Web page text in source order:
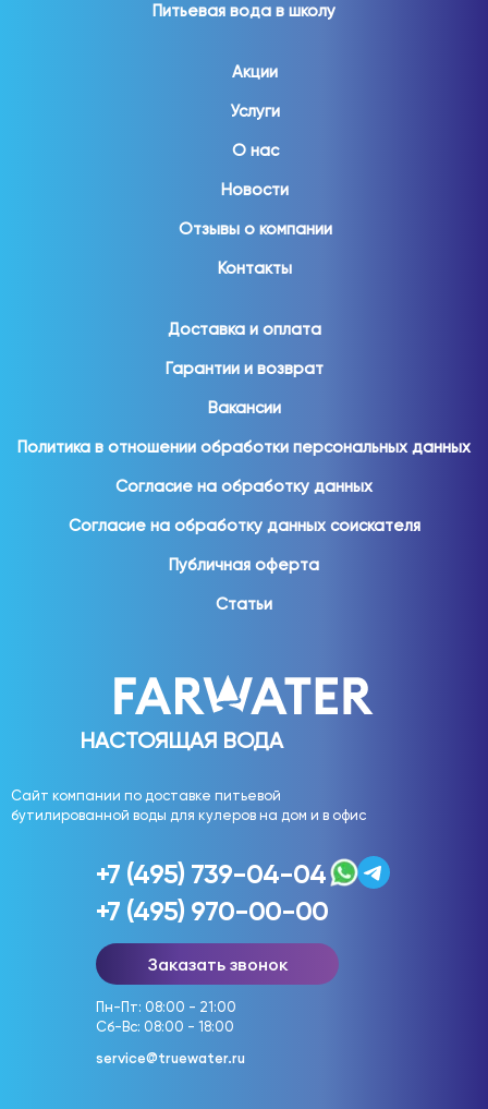
НАСТОЯЩАЯ ВОДА
Сайт компании по доставке питьевой
бутилированной воды для кулеров на дом и в офис
Питьевая вода в школу
Акции
Услуги
О нас
Новости
Отзывы о компании
Контакты
Доставка и оплата
Гарантии и возврат
Вакансии
Политика в отношении обработки персональных данных
Согласие на обработку данных
Согласие на обработку данных соискателя
Публичная оферта
Статьи
+7 (495) 739-04-04
+7 (495) 970-00-00
Заказать звонок
Пн-Пт: 08:00 - 21:00
Сб-Вс: 08:00 - 18:00
service@truewater.ru